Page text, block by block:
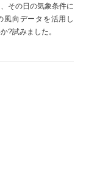
その日の気象条件に
風向データを活用し
?試みました。